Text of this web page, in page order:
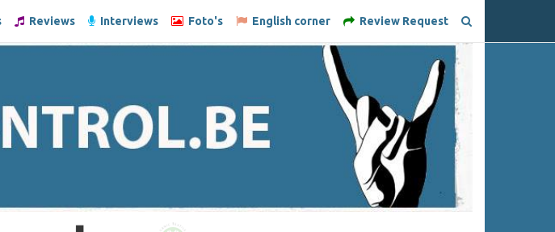
Reviews Interviews Foto's English corner Review Request